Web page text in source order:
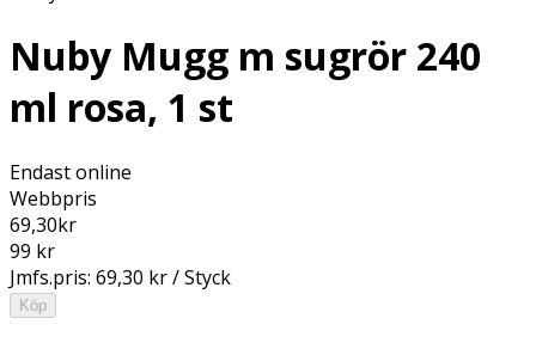
Nuby Mugg m sugrör 240
ml rosa, 1 st
Endast online
Webbpris
69,30kr
99 kr
Jmfs.pris: 69,30 kr / Styck
Köp